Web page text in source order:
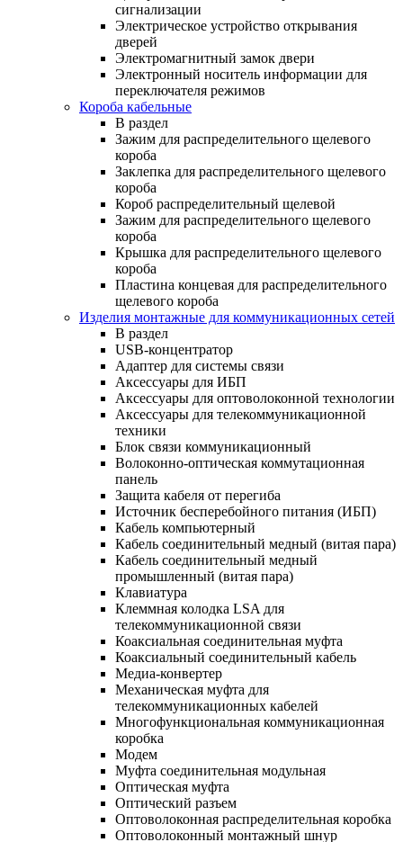
сигнализации
Электрическое устройство открывания
дверей
Электромагнитный замок двери
Электронный носитель информации для
переключателя режимов
Короба кабельные
В раздел
Зажим для распределительного щелевого
короба
Заклепка для распределительного щелевого
короба
Короб распределительный щелевой
Зажим для распределительного щелевого
короба
Крышка для распределительного щелевого
короба
Пластина концевая для распределительного
щелевого короба
Изделия монтажные для коммуникационных сетей
В раздел
USB-концентратор
Адаптер для системы связи
Аксессуары для ИБП
Аксессуары для оптоволоконной технологии
Аксессуары для телекоммуникационной
техники
Блок связи коммуникационный
Волоконно-оптическая коммутационная
панель
Защита кабеля от перегиба
Источник бесперебойного питания (ИБП)
Кабель компьютерный
Кабель соединительный медный (витая пара)
Кабель соединительный медный
промышленный (витая пара)
Клавиатура
Клеммная колодка LSA для
телекоммуникационной связи
Коаксиальная соединительная муфта
Коаксиальный соединительный кабель
Медиа-конвертер
Механическая муфта для
телекоммуникационных кабелей
Многофункциональная коммуникационная
коробка
Модем
Муфта соединительная модульная
Оптическая муфта
Оптический разъем
Оптоволоконная распределительная коробка
Оптоволоконный монтажный шнур